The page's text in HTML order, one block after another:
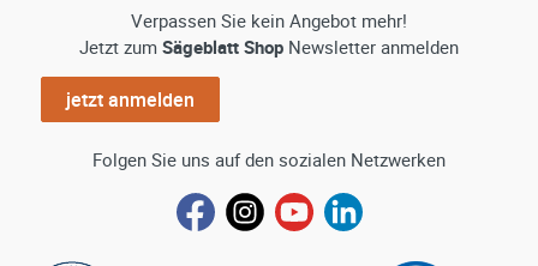
Verpassen Sie kein Angebot mehr!
Jetzt zum Sägeblatt Shop Newsletter anmelden
jetzt anmelden
Folgen Sie uns auf den sozialen Netzwerken